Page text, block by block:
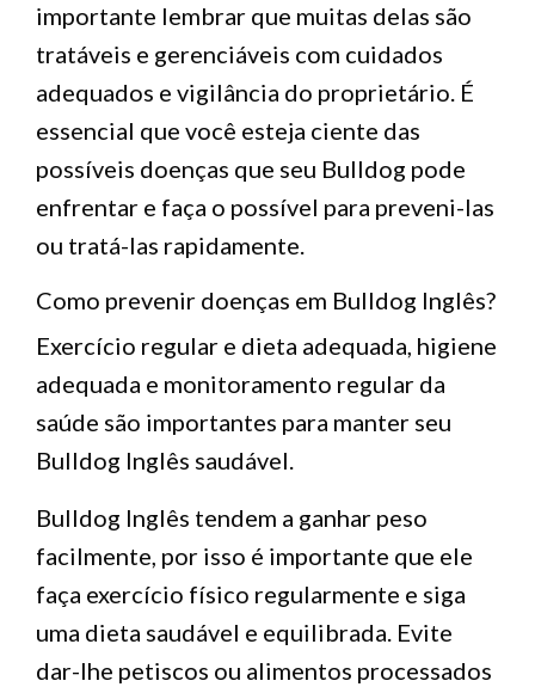
importante lembrar que muitas delas são
tratáveis ​​e gerenciáveis ​​com cuidados
adequados e vigilância do proprietário. É
essencial que você esteja ciente das
possíveis doenças que seu Bulldog pode
enfrentar e faça o possível para preveni-las
ou tratá-las rapidamente.
Como prevenir doenças em Bulldog Inglês?
Exercício regular e dieta adequada, higiene
adequada e monitoramento regular da
saúde são importantes para manter seu
Bulldog Inglês saudável.
Bulldog Inglês tendem a ganhar peso
facilmente, por isso é importante que ele
faça exercício físico regularmente e siga
uma dieta saudável e equilibrada. Evite
dar-lhe petiscos ou alimentos processados